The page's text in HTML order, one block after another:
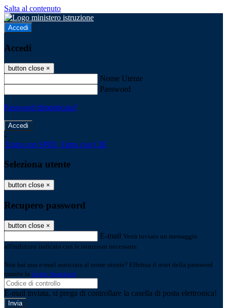
Salta al contenuto
Accedi
Accedi
button close ×
Nome Utente
Password
Password dimenticata?
-
Entra con SPID Entra con CIE
Seleziona utente
button close ×
Recupero password
button close ×
E-mail Verrà inviato un messaggio
all'indirizzo indicato con le istruzioni necessarie.
Non hai una e-mail associata al nome utente? Effettua il reset della password
tramite la Login Spaggiari
E-mail inviata, si prega di controllare la casella di posta elettronica!